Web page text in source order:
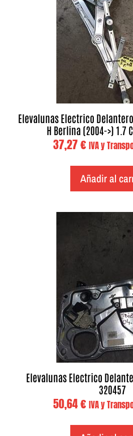
Elevalunas Electrico
H Berlina (2004->) 1.7
37,27€ IVA y
Añadir al
Elevalunas Electrico
320457
50,64€ IVA y